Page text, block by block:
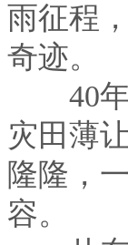
雨征程
奇迹。
40年
灾田薄
隆隆，
容。